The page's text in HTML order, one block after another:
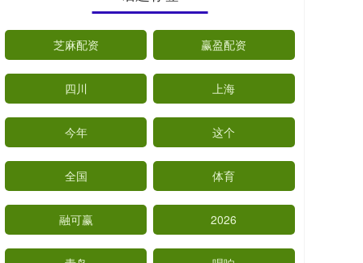
芝麻配资 赢盈配资
四川 上海
今年 这个
全国 体育
融可赢 2026